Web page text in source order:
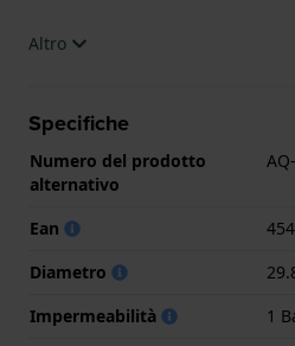
L'orologio è impermeabile a
.
Altro
Specifiche
Numero del prodotto
alternativo
Ean
Diametro
Impermeabilità
1